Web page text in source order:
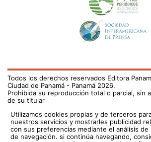
Todos los derechos reservados Editora
Ciudad de Panamá - Panamá 2026.
Prohibida su reproducción total o parcial, sin
de su titular
Utilizamos cookies propias y de terceros
nuestros servicios y mostrarles publicidad
con sus preferencias mediante el análisis de
de navegación. si continúa navegando,